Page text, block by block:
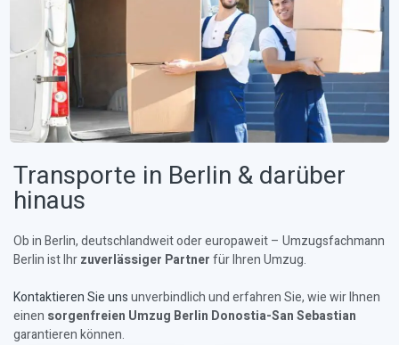
Transporte in Berlin & darüber
hinaus
Ob in Berlin, deutschlandweit oder europaweit – Umzugsfachmann
Berlin ist Ihrzuverlässiger Partnerfür Ihren Umzug.
Kontaktieren Sie unsunverbindlich und erfahren Sie, wie wir Ihnen
einen sorgenfreien Umzug Berlin Donostia-San Sebastian
garantieren können.